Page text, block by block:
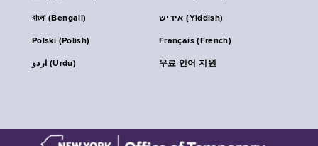
বাংলা (Bengali) אידיש (Yiddish)
Polski (Polish) Français (French)
اردو (Urdu) 무료 언어 지원